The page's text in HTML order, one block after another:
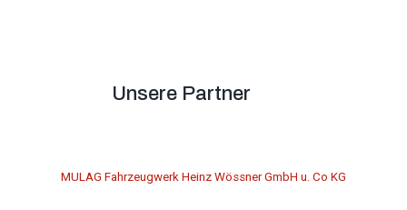
Unsere Partner
MULAG Fahrzeugwerk Heinz Wössner GmbH u. Co KG